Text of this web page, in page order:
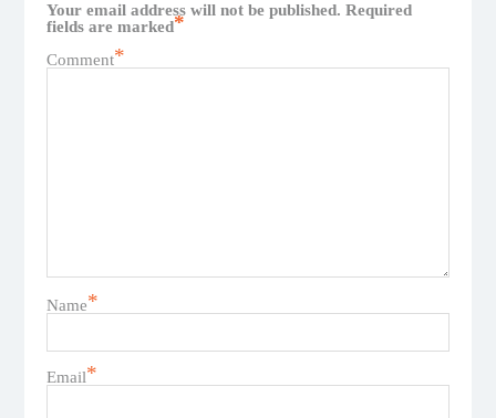
Your email address will not be published. Required
fields are marked*
Comment*
Name*
Email*